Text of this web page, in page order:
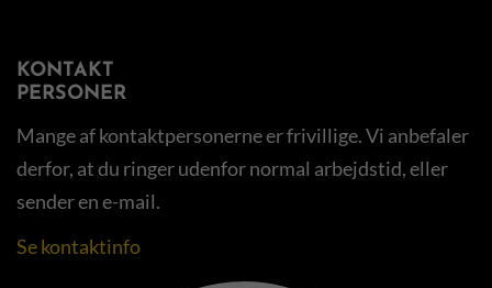
KONTAKT
PERSONER
Mange af kontaktpersonerne er frivillige. Vi anbefaler
derfor, at du ringer udenfor normal arbejdstid, eller
sender en e-mail.
Se kontaktinfo